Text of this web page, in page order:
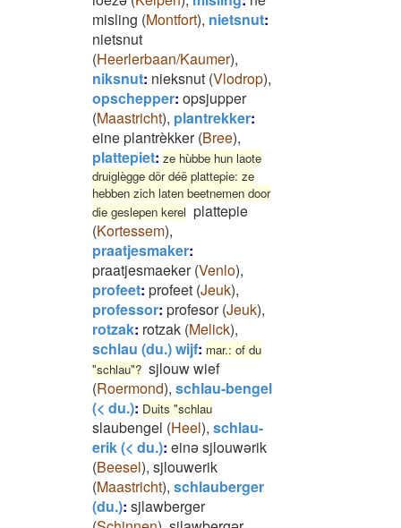
misling (Montfort), nietsnut:
nietsnut
(Heerlerbaan/Kaumer),
niksnut: nieksnut (Vlodrop),
opschepper: opsjupper
(Maastricht), plantrekker:
eine plantrèkker(Bree),
plattepiet: ze hùbbe hun laote
druiglègge dör déë plattepie: ze
hebben zich laten beetnemen door
die geslepen kerel plattepie
(Kortessem),
praatjesmaker:
praatjesmaeker(Venlo),
profeet: profeet (Jeuk),
professor: profesor(Jeuk),
rotzak: rotzak (Melick),
schlau (du.) wijf: mar.: of du
"schlau"? sjlouw wief
(Roermond), schlau-bengel
(< du.): Duits "schlau
slaubengel (Heel), schlau-
erik (< du.): einə sjlouwərik
(Beesel), sjlouwerik
(Maastricht), schlauberger
(du.): sjlawberger